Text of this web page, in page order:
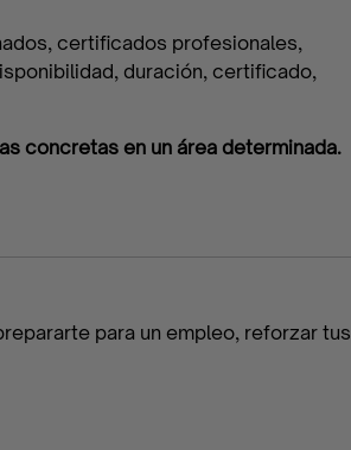
certificados profesionales,
duración, certificado,
concretas en un área determinada.
para un empleo, reforzar tus